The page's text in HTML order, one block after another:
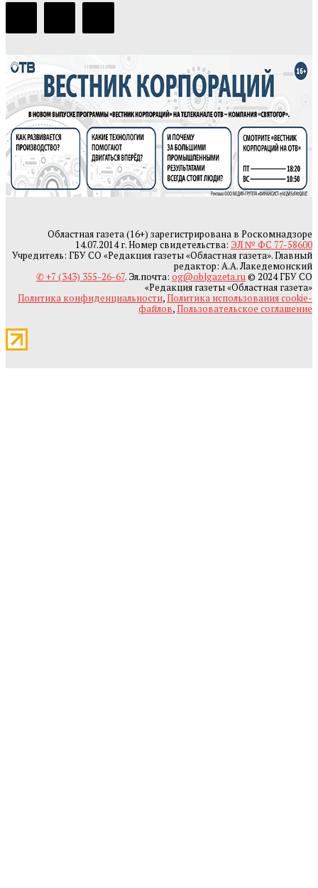
Областная газета (16+) зарегистрирована в Роскомнадзоре
14.07.2014 г. Номер свидетельства: ЭЛ № ФС 77-58600
Учредитель: ГБУ СО «Редакция газеты «Областная газета». Главный
редактор: А.А. Лакедемонский
✆ +7 (343) 355-26-67. Эл.почта: og@oblgazeta.ru© 2024 ГБУ СО
«Редакция газеты «Областная газета»
Политика конфиденциальности,Политика использования cookie-
файлов,Пользовательское соглашение